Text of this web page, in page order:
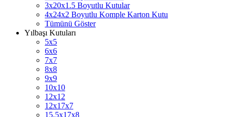
3x20x1.5 Boyutlu Kutular
4x24x2 Boyutlu Komple Karton Kutu
Tümünü Göster
Yılbaşı Kutuları
5x5
6x6
7x7
8x8
9x9
10x10
12x12
12x17x7
15.5x17x8